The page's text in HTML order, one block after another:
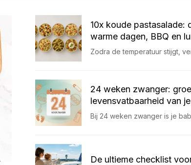
10x koude pastasalade:
warme dagen, BBQ en
Zodra de temperatuur stijgt,
24 weken zwanger:
levensvatbaarheid van
Bij 24 weken zwanger is je
De ultieme checklist